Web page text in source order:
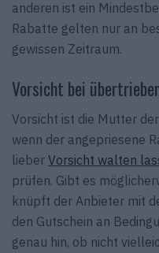
anderen ist ein
Rabatte gelten nur an
gewissen Zeitraum.
Vorsicht bei
Vorsicht ist die Mutter
wenn der angepriesene
lieber Vorsicht walten
prüfen. Gibt es
knüpft der Anbieter mit
den Gutschein an
genau hin, ob nicht